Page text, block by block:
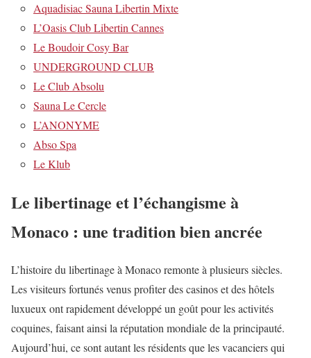
Aquadisiac Sauna Libertin Mixte
L’Oasis Club Libertin Cannes
Le Boudoir Cosy Bar
UNDERGROUND CLUB
Le Club Absolu
Sauna Le Cercle
L’ANONYME
Abso Spa
Le Klub
Le libertinage et l’échangisme à
Monaco : une tradition bien ancrée
L’histoire du libertinage à Monaco remonte à plusieurs siècles.
Les visiteurs fortunés venus profiter des casinos et des hôtels
luxueux ont rapidement développé un goût pour les activités
coquines, faisant ainsi la réputation mondiale de la principauté.
Aujourd’hui, ce sont autant les résidents que les vacanciers qui